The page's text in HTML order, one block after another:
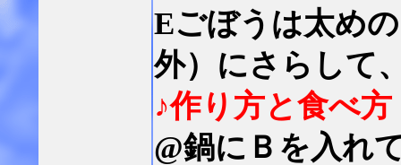
Eごぼうは太め
外）にさらして
♪作り方と食べ方
@鍋にＢを入れ